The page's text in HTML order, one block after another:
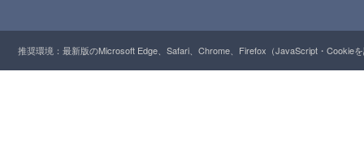
推奨環境：最新版のMicrosoft Edge、Safari、Chrome、Firefox（JavaScript・Cookie